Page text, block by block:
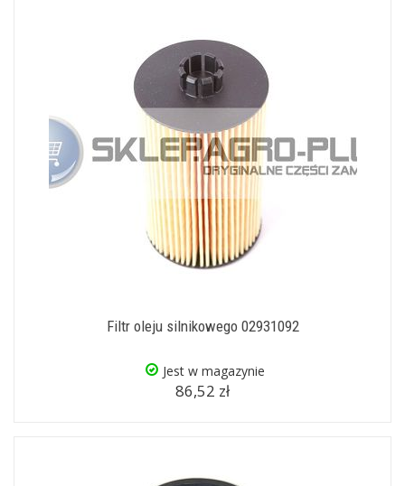
Filtr oleju silnikowego 02931092
Jest w magazynie
86,52 zł